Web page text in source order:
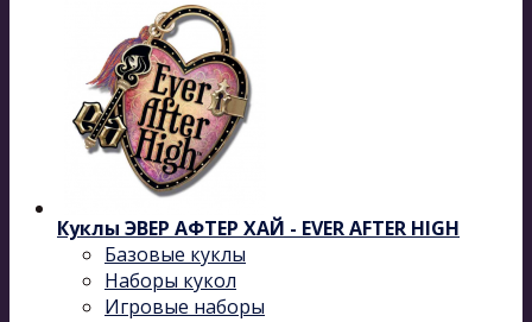
Куклы ЭВЕР АФТЕР ХАЙ - EVER AFTER HIGH
Базовые куклы
Наборы кукол
Игровые наборы